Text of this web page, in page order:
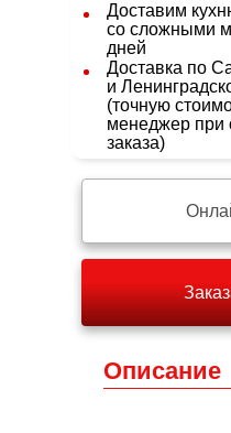
Доставим
со сложными
дней
Доставка по
и
(точную
менеджер
заказа)
Описание